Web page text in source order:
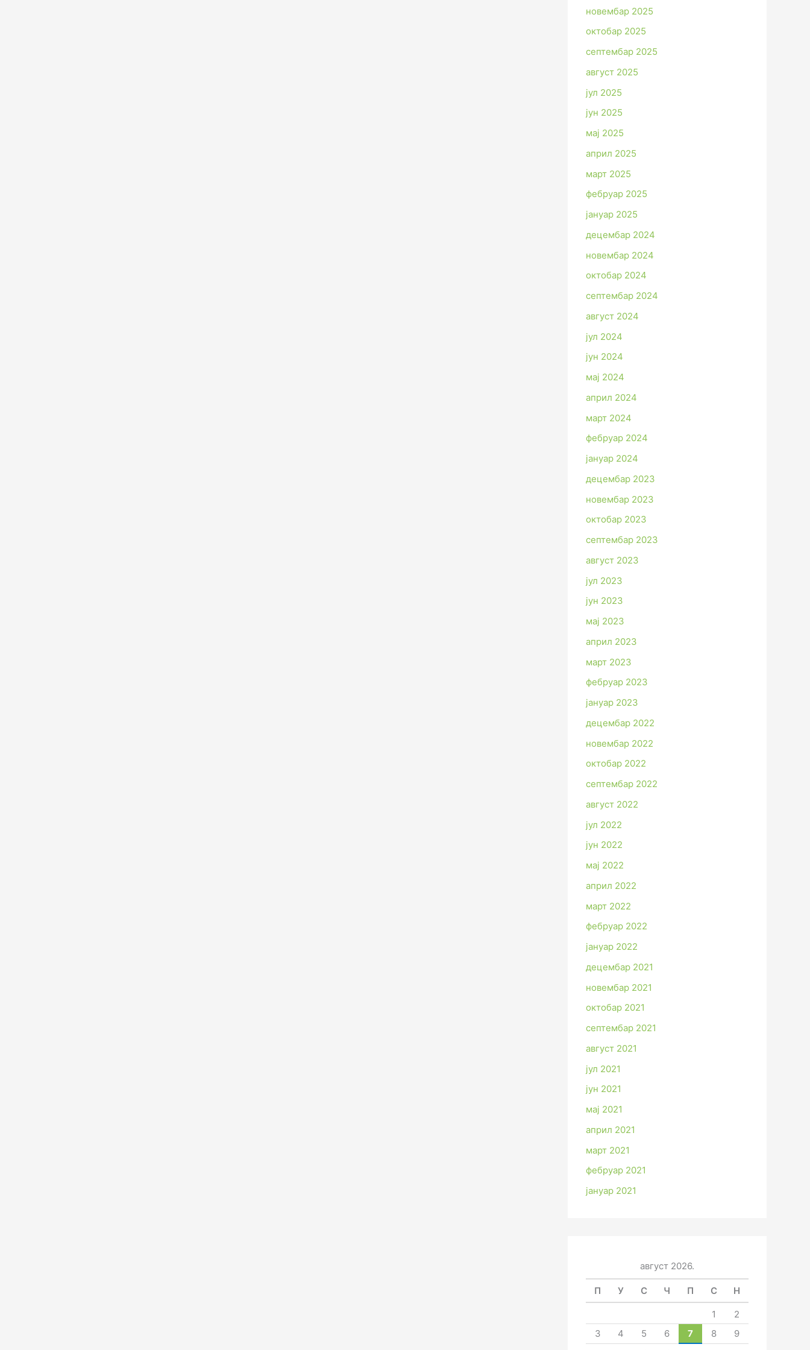
новембар 2025
октобар 2025
септембар 2025
август 2025
јул 2025
јун 2025
мај 2025
април 2025
март 2025
фебруар 2025
јануар 2025
децембар 2024
новембар 2024
октобар 2024
септембар 2024
август 2024
јул 2024
јун 2024
мај 2024
април 2024
март 2024
фебруар 2024
јануар 2024
децембар 2023
новембар 2023
октобар 2023
септембар 2023
август 2023
јул 2023
јун 2023
мај 2023
април 2023
март 2023
фебруар 2023
јануар 2023
децембар 2022
новембар 2022
октобар 2022
септембар 2022
август 2022
јул 2022
јун 2022
мај 2022
април 2022
март 2022
фебруар 2022
јануар 2022
децембар 2021
новембар 2021
октобар 2021
септембар 2021
август 2021
јул 2021
јун 2021
мај 2021
април 2021
март 2021
фебруар 2021
јануар 2021
август 2026.
П У С Ч П С Н
1
2
3
4 5 6 7 8
9